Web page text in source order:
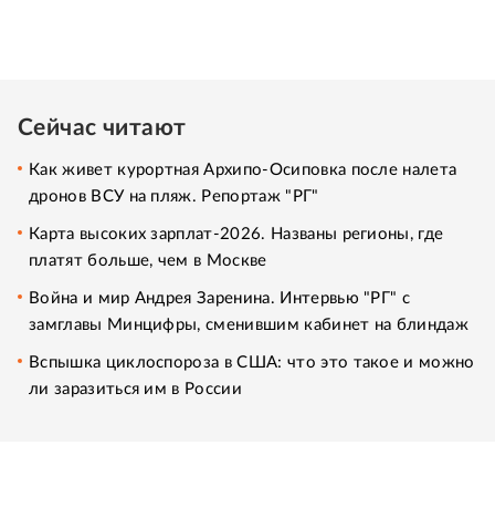
Сейчас читают
Как живет курортная Архипо-Осиповка после налета
дронов ВСУ на пляж. Репортаж "РГ"
Карта высоких зарплат-2026. Названы регионы, где
платят больше, чем в Москве
Война и мир Андрея Заренина. Интервью "РГ" с
замглавы Минцифры, сменившим кабинет на блиндаж
Вспышка циклоспороза в США: что это такое и можно
ли заразиться им в России